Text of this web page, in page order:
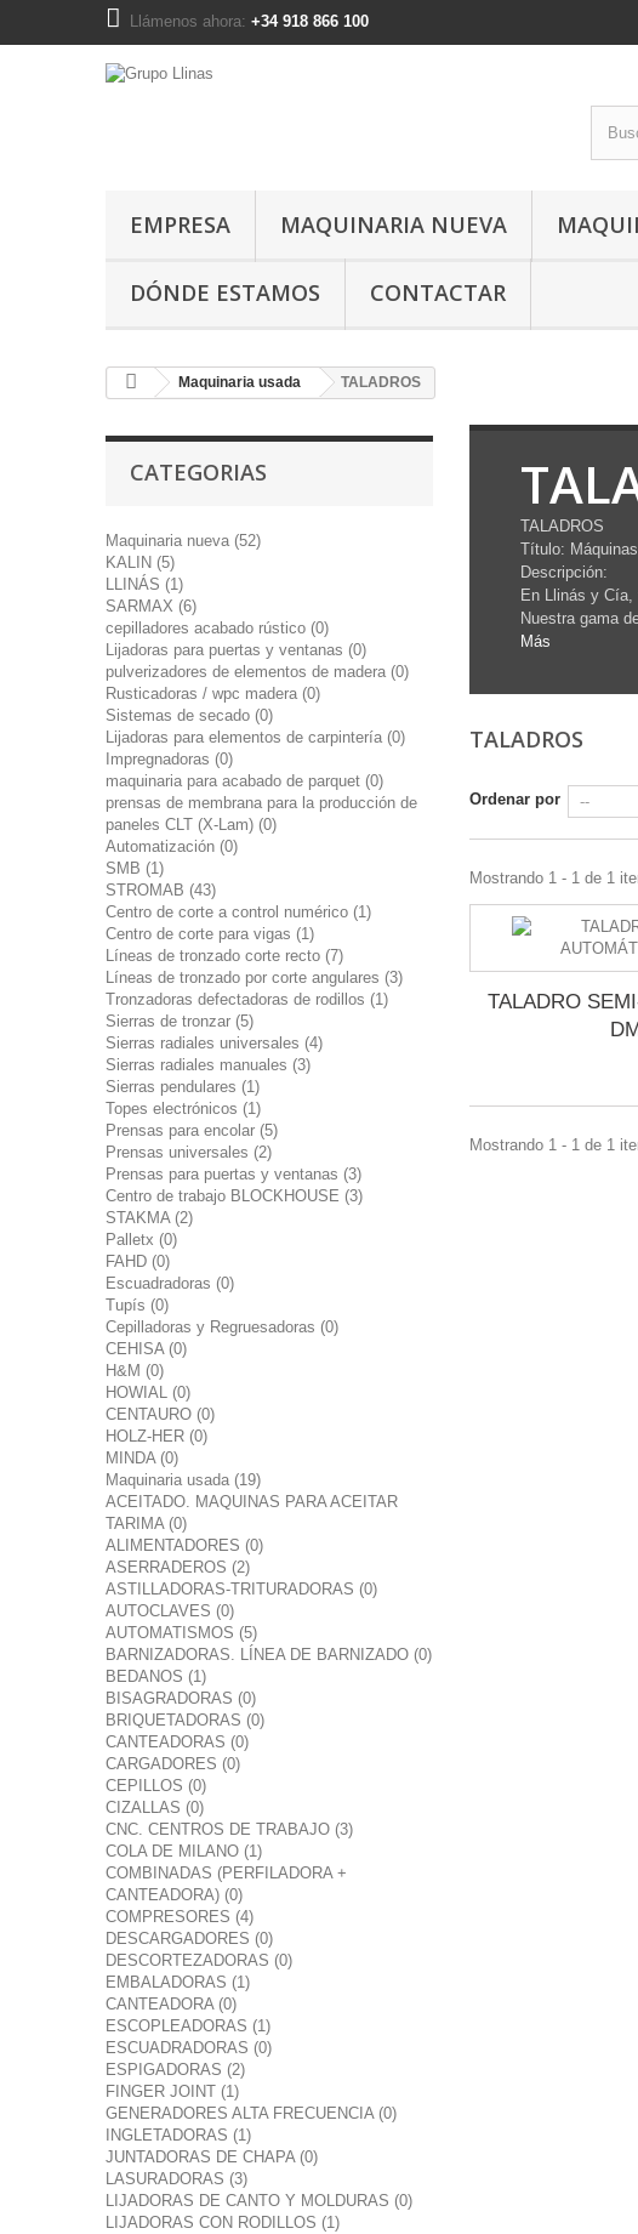
Llámenos ahora: +34 918 866 100
EMPRESA MAQUINARIA NUEVA
DÓNDE ESTAMOS CONTACTAR
Maquinaria usada TALADROS
CATEGORIAS
Maquinaria nueva (52)
KALIN (5)
LLINÁS (1)
SARMAX (6)
cepilladores acabado rústico (0)
Lijadoras para puertas y ventanas (0)
pulverizadores de elementos de madera (0)
Rusticadoras / wpc madera (0)
Sistemas de secado (0)
Lijadoras para elementos de carpintería (0)
Impregnadoras (0)
maquinaria para acabado de parquet (0)
prensas de membrana para la producción de
paneles CLT (X-Lam) (0)
Automatización (0)
SMB (1)
STROMAB (43)
Centro de corte a control numérico (1)
Centro de corte para vigas (1)
Líneas de tronzado corte recto (7)
Líneas de tronzado por corte angulares (3)
Tronzadoras defectadoras de rodillos (1)
Sierras de tronzar (5)
Sierras radiales universales (4)
Sierras radiales manuales (3)
Sierras pendulares (1)
Topes electrónicos (1)
Prensas para encolar (5)
Prensas universales (2)
Prensas para puertas y ventanas (3)
Centro de trabajo BLOCKHOUSE (3)
STAKMA (2)
Palletx (0)
FAHD (0)
Escuadradoras (0)
Tupís (0)
Cepilladoras y Regruesadoras (0)
CEHISA (0)
H&M (0)
HOWIAL (0)
CENTAURO (0)
HOLZ-HER (0)
MINDA (0)
Maquinaria usada (19)
ACEITADO. MAQUINAS PARA ACEITAR
TARIMA (0)
ALIMENTADORES (0)
ASERRADEROS (2)
ASTILLADORAS-TRITURADORAS (0)
AUTOCLAVES (0)
AUTOMATISMOS (5)
BARNIZADORAS. LÍNEA DE BARNIZADO (0)
BEDANOS (1)
BISAGRADORAS (0)
BRIQUETADORAS (0)
CANTEADORAS (0)
CARGADORES (0)
CEPILLOS (0)
CIZALLAS (0)
CNC. CENTROS DE TRABAJO (3)
COLA DE MILANO (1)
COMBINADAS (PERFILADORA +
CANTEADORA) (0)
COMPRESORES (4)
DESCARGADORES (0)
DESCORTEZADORAS (0)
EMBALADORAS (1)
CANTEADORA (0)
ESCOPLEADORAS (1)
ESCUADRADORAS (0)
ESPIGADORAS (2)
FINGER JOINT (1)
GENERADORES ALTA FRECUENCIA (0)
INGLETADORAS (1)
JUNTADORAS DE CHAPA (0)
LASURADORAS (3)
LIJADORAS DE CANTO Y MOLDURAS (0)
LIJADORAS CON RODILLOS (1)
TALADROS
Título:
Descripción:
En Llinás y
Nuestra gama
Más
TALADROS
Ordenar por
Mostrando 1 - 1 de 1
TALADRO
Mostrando 1 - 1 de 1